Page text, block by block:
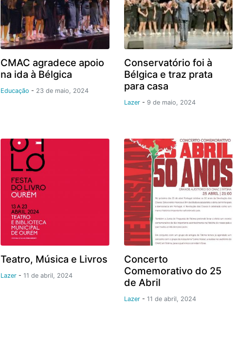
CMAC agradece apoio
na ida à Bélgica
Educação - 23 de maio, 2024
Conservatório foi à
Bélgica e traz prata
para casa
Lazer - 9 de maio, 2024
Teatro, Música e Livros
Lazer -11 de abril, 2024
Concerto
Comemorativo do 25
de Abril
Lazer - 11 de abril, 2024